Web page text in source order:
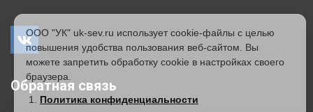
Обратная связь
ООО "УК" uk-sev.ru использует cookie-файлы с целью
повышения удобства пользования веб-сайтом. Вы
можете запретить обработку cookie в настройках своего
браузера.
Политика конфиденциальности